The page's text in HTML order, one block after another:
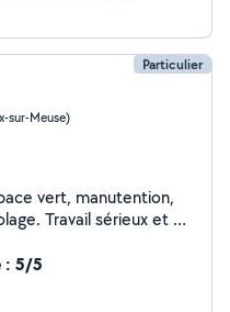
Particulier
sur-Meuse)
vert, manutention,
Travail sérieux et de
: 5/5